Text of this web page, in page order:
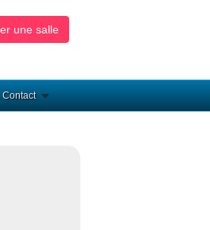
une salle
Contact